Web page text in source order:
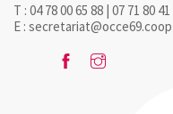
T : 04 78 00 65 88 | 07 71 80 41
E : secretariat@occe69.coop